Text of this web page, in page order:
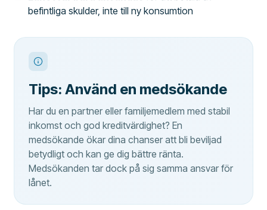
befintliga skulder, inte till ny konsumtion
Tips: Använd en medsökande
Har du en partner eller familjemedlem med stabil
inkomst och god kreditvärdighet? En
medsökande ökar dina chanser att bli beviljad
betydligt och kan ge dig bättre ränta.
Medsökanden tar dock på sig samma ansvar för
lånet.